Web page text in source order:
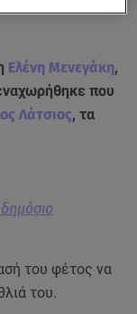
Ελένη Μενεγάκη,
που
Λάτσιος, τα
του φέτος να
του.